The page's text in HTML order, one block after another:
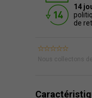
14
de
Nous collectons